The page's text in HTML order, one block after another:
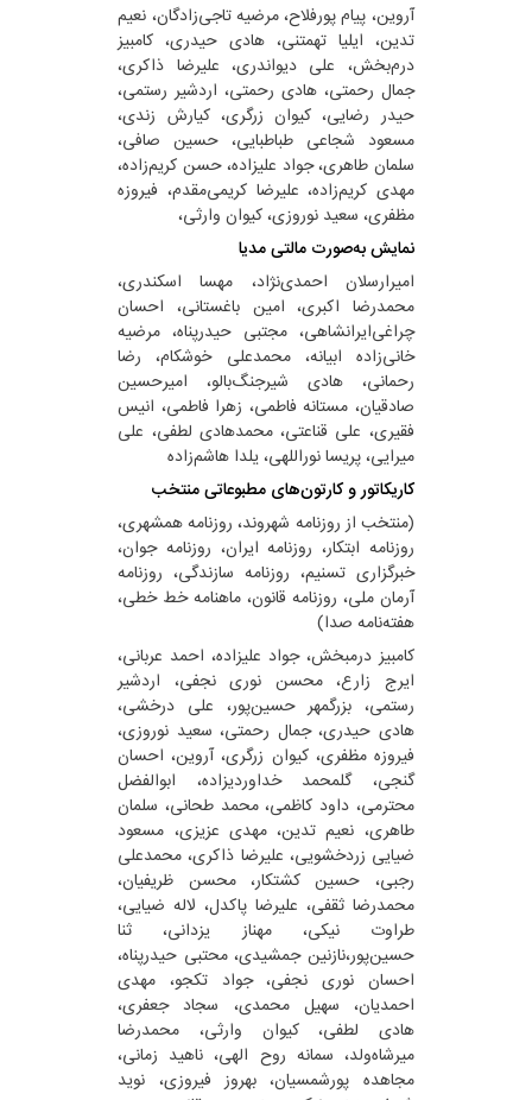
آروین، پیام پورفلاح، مرضیه تاجی‌زادگان، نعیم
تدین، ایلیا تهمتنی، هادی حیدری، کامبیز
درم‌بخش، علی دیواندری، علیرضا ذاکری،
جمال رحمتی، هادی رحمتی، اردشیر رستمی،
حیدر رضایی، کیوان زرگری، کیارش زندی،
مسعود شجاعی طباطبایی، حسین صافی،
سلمان طاهری، جواد علیزاده، حسن کریم‌زاده،
مهدی کریم‌زاده، علیرضا کریمی‌مقدم، فیروزه
مظفری، سعید نوروزی، کیوان وارثی،
نمایش به‌صورت مالتی مدیا
امیرارسلان احمدی‌نژاد، مهسا اسکندری،
محمدرضا اکبری، امین باغستانی، احسان
چراغی‌ایرانشاهی، مجتبی حیدرپناه، مرضیه
خانی‌زاده ابیانه، محمدعلی خوشکام، رضا
رحمانی، هادی شیرجنگ‌بالو، امیرحسین
صادقیان، مستانه فاطمی، زهرا فاطمی، انیس
فقیری، علی قناعتی، محمدهادی لطفی، علی
میرایی، پریسا نوراللهی، یلدا هاشم‌زاده
کاریکاتور و کارتون‌های مطبوعاتی منتخب
(منتخب از روزنامه شهروند، روزنامه همشهری،
روزنامه ابتکار، روزنامه ایران، روزنامه جوان،
خبرگزاری تسنیم، روزنامه سازندگی، روزنامه
آرمان ملی، روزنامه قانون، ماهنامه خط خطی،
هفته‌نامه صدا)
کامبیز درمبخش، جواد علیزاده، احمد عربانی،
ایرج زارع، محسن نوری نجفی، اردشیر
رستمی، بزرگمهر حسین‌پور، علی درخشی،
هادی حیدری، جمال رحمتی، سعید نوروزی،
فیروزه مظفری، کیوان زرگری، آروین، احسان
گنجی، گلمحمد خداوردیزاده، ابوالفضل
محترمی، داود كاظمی، محمد طحانی، سلمان
طاهری، نعیم تدین، مهدی عزیزی، مسعود
ضیایی زردخشویی، علیرضا ذاکری، محمدعلی
رجبی، حسین کشتکار، محسن ظریفیان،
محمدرضا ثقفی، علیرضا پاکدل، لاله ضیایی،
طراوت نیکی، مهناز یزدانی، ثنا
حسین‌پور،نازنین جمشیدی، محتبی حیدرپناه،
احسان نوری نجفی، جواد تکجو، مهدی
احمدیان، سهیل محمدی، سجاد جعفری،
هادی لطفی، کیوان وارثی، محمدرضا
میرشاه‌ولد، سمانه روح الهی، ناهید زمانی،
مجاهده پورشمسیان، بهروز فيروزی، نوید